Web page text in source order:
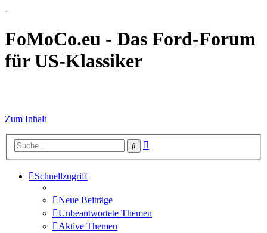
-
FoMoCo.eu - Das Ford-Forum
für US-Klassiker
Zum Inhalt
Suche
Schnellzugriff
Neue Beiträge
Unbeantwortete Themen
Aktive Themen